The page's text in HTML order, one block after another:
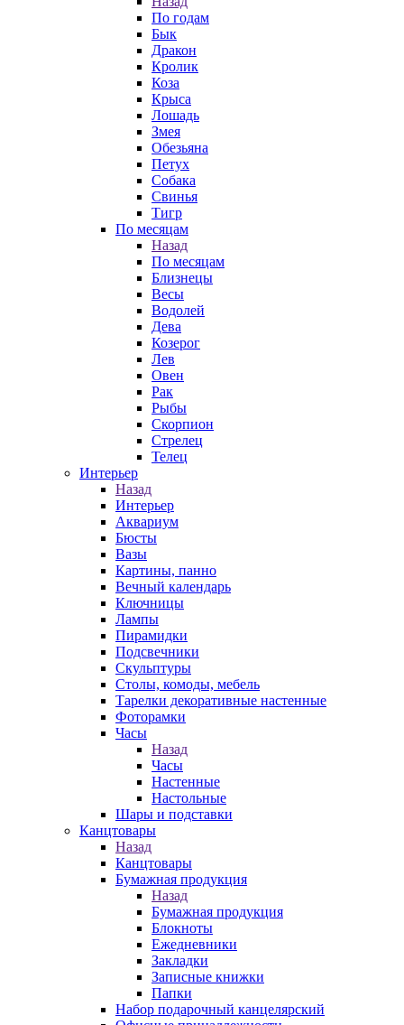
По годам
Бык
Дракон
Кролик
Коза
Крыса
Лошадь
Змея
Обезьяна
Петух
Собака
Свинья
Тигр
По месяцам
Назад
По месяцам
Близнецы
Весы
Водолей
Дева
Козерог
Лев
Овен
Рак
Рыбы
Скорпион
Стрелец
Телец
Интерьер
Назад
Интерьер
Аквариум
Бюсты
Вазы
Картины, панно
Вечный календарь
Ключницы
Лампы
Пирамидки
Подсвечники
Скульптуры
Столы, комоды, мебель
Тарелки декоративные настенные
Фоторамки
Часы
Назад
Часы
Настенные
Настольные
Шары и подставки
Канцтовары
Назад
Канцтовары
Бумажная продукция
Назад
Бумажная продукция
Блокноты
Ежедневники
Закладки
Записные книжки
Папки
Набор подарочный канцелярский